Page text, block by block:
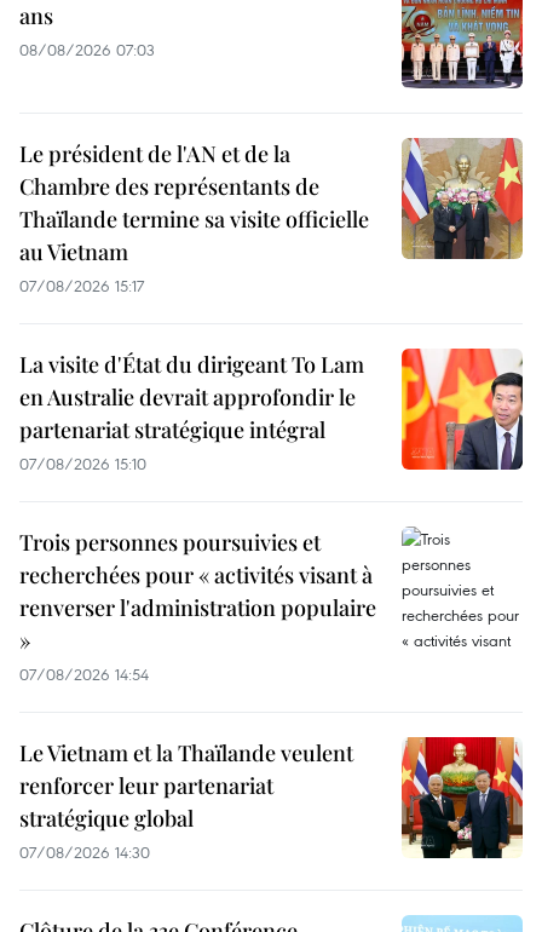
ans
08/08/2026 07:03
Le président de l'AN et de la
Chambre des représentants de
Thaïlande termine sa visite officielle
au Vietnam
07/08/2026 15:17
La visite d'État du dirigeant To Lam
en Australie devrait approfondir le
partenariat stratégique intégral
07/08/2026 15:10
Trois personnes poursuivies et
recherchées pour « activités visant à
renverser l'administration populaire
»
07/08/2026 14:54
Le Vietnam et la Thaïlande veulent
renforcer leur partenariat
stratégique global
07/08/2026 14:30